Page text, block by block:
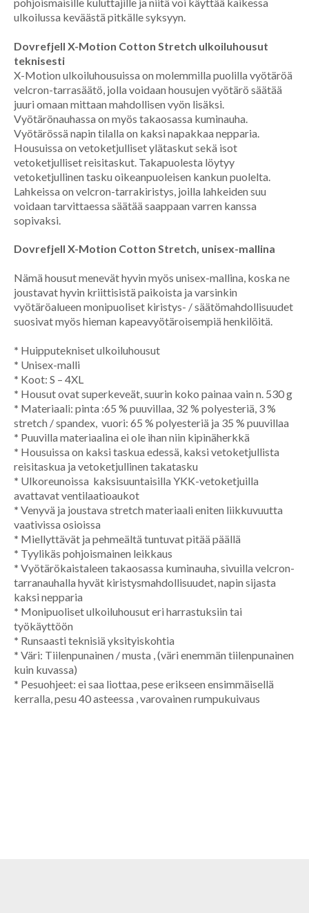
ulkoilussa keväästä pitkälle syksyyn.
Dovrefjell X-Motion Cotton Stretch ulkoiluhousut
teknisesti
X-Motion ulkoiluhousuissa on molemmilla puolilla vyötäröä
velcron-tarrasäätö, jolla voidaan housujen vyötärö säätää
juuri omaan mittaan mahdollisen vyön lisäksi.
Vyötärönauhassa on myös takaosassa kuminauha.
Vyötärössä napin tilalla on kaksi napakkaa nepparia.
Housuissa on vetoketjulliset ylätaskut sekä isot
vetoketjulliset reisitaskut. Takapuolesta löytyy
vetoketjullinen tasku oikeanpuoleisen kankun puolelta.
Lahkeissa on velcron-tarrakiristys, joilla lahkeiden suu
voidaan tarvittaessa säätää saappaan varren kanssa
sopivaksi.
Dovrefjell X-Motion Cotton Stretch, unisex-mallina
Nämä housut menevät hyvin myös unisex-mallina, koska ne
joustavat hyvin kriittisistä paikoista ja varsinkin
vyötäröalueen monipuoliset kiristys- / säätömahdollisuudet
suosivat myös hieman kapeavyötäroisempiä henkilöitä.
* Huipputekniset ulkoiluhousut
* Unisex-malli
* Koot: S – 4XL
* Housut ovat superkeveät, suurin koko painaa vain n. 530 g
* Materiaali: pinta :65 % puuvillaa, 32 % polyesteriä, 3 %
stretch / spandex, vuori: 65 % polyesteriä ja 35 % puuvillaa
* Puuvilla materiaalina ei ole ihan niin kipinäherkkä
* Housuissa on kaksi taskua edessä, kaksi vetoketjullista
reisitaskua ja vetoketjullinen takatasku
* Ulkoreunoissa kaksisuuntaisilla YKK-vetoketjuilla
avattavat ventilaatioaukot
* Venyvä ja joustava stretch materiaali eniten liikkuvuutta
vaativissa osioissa
* Miellyttävät ja pehmeältä tuntuvat pitää päällä
* Tyylikäs pohjoismainen leikkaus
* Vyötärökaistaleen takaosassa kuminauha, sivuilla velcron-
tarranauhalla hyvät kiristysmahdollisuudet, napin sijasta
kaksi nepparia
* Monipuoliset ulkoiluhousut eri harrastuksiin tai
työkäyttöön
* Runsaasti teknisiä yksityiskohtia
* Väri: Tiilenpunainen / musta , (väri enemmän tiilenpunainen
kuin kuvassa)
* Pesuohjeet: ei saa liottaa, pese erikseen ensimmäisellä
kerralla, pesu 40 asteessa , varovainen rumpukuivaus